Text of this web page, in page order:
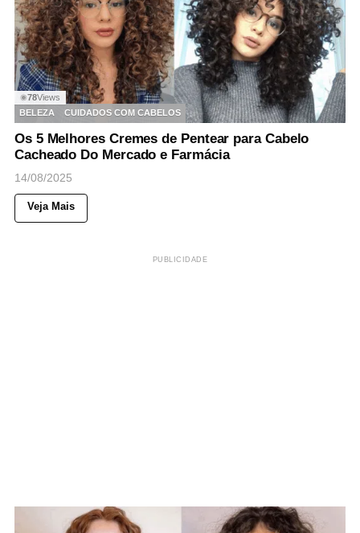
◉78Views
BELEZA
CUIDADOS COM CABELOS
Os 5 Melhores Cremes de Pentear para Cabelo
Cacheado Do Mercado e Farmácia
14/08/2025
Veja Mais
PUBLICIDADE